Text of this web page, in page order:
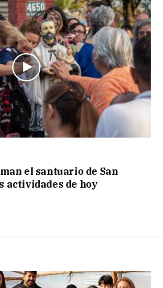
el santuario de San
actividades de hoy